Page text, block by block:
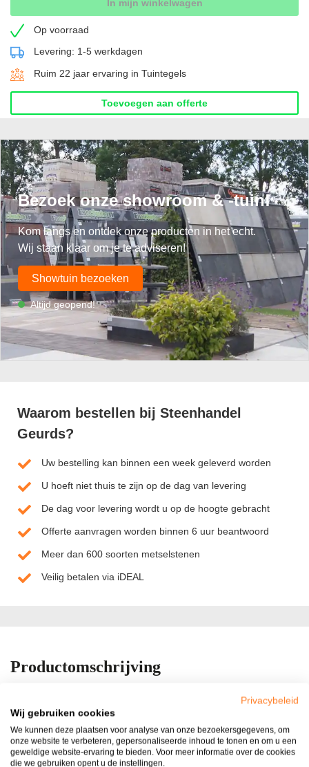
In mijn winkelwagen
Op voorraad
Levering: 1-5 werkdagen
Ruim 22 jaar ervaring in Tuintegels
Toevoegen aan offerte
Bezoek onze showroom & -tuin!
Kom langs en ontdek onze producten in het echt.
Wij staan klaar om je te adviseren!
Showtuin bezoeken
Altijd geopend!
Waarom bestellen bij Steenhandel
Geurds?
Uw bestelling kan binnen een week geleverd worden
U hoeft niet thuis te zijn op de dag van levering
De dag voor levering wordt u op de hoogte gebracht
Offerte aanvragen worden binnen 6 uur beantwoord
Meer dan 600 soorten metselstenen
Veilig betalen via iDEAL
Productomschrijving
serie tegels is uitermate geschikt voor uw terras en verkrijgbaar in
een naturel uitvoering en met een lichte natuursteenstructuur.
Doordat deze tuintegel ook nog eens in drie zeer populaire
kleuren verkrijgbaar is zal ook u de tuin er de gewenste uitstraling
Privacybeleid
Wij gebruiken cookies
We kunnen deze plaatsen voor analyse van onze bezoekersgegevens, om
onze website te verbeteren, gepersonaliseerde inhoud te tonen en om u een
geweldige website-ervaring te bieden. Voor meer informatie over de cookies
die we gebruiken opent u de instellingen.